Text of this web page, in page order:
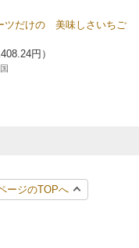
定）
舗限定）
ツだけの 美味しさいちご
円）
ージのTOPへ